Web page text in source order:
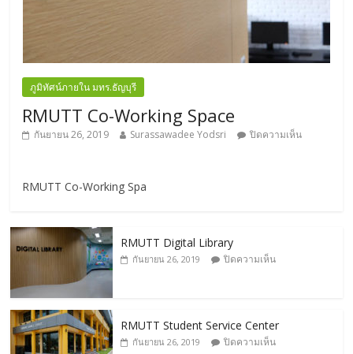
ภูมิทัศน์ภายใน มทร.ธัญบุรี
RMUTT Co-Working Space
กันยายน 26, 2019 Surassawadee Yodsri ปิดความเห็น
RMUTT Co-Working Spa
RMUTT Digital Library
กันยายน 26, 2019 ปิดความเห็น
RMUTT Student Service Center
กันยายน 26, 2019 ปิดความเห็น